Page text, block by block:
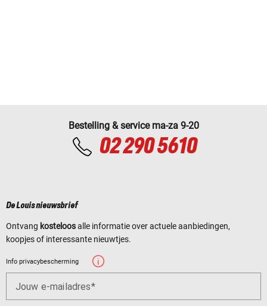
Bestelling & service ma-za 9-20
02 290 5610
De Louis nieuwsbrief
Ontvang kosteloosalle informatie over actuele aanbiedingen,
koopjes of interessante nieuwtjes.
Info privacybescherming
Jouw e-mailadres